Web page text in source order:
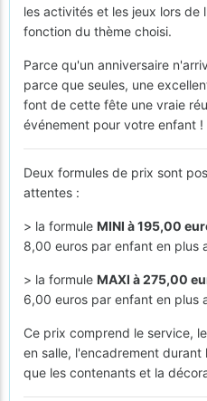
les activités et les jeux lors de
fonction du thème choisi.
Parce qu'un anniversaire
parce que seules, une
font de cette fête une vraie
événement pour votre enfant !
Deux formules de prix sont
attentes :
> la formule MINI à 195,00
8,00 euros par enfant en plus
> la formule MAXI à 275,00
6,00 euros par enfant en plus
Ce prix comprend le service,
en salle, l'encadrement durant
que les contenants et la